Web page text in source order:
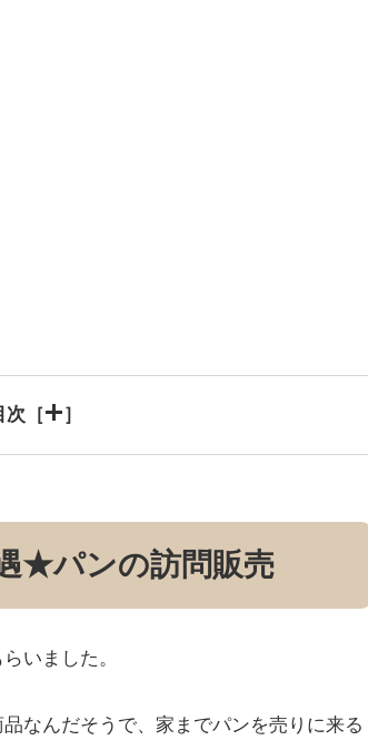
次［ ］
★パンの訪問販売
いました。
なんだそうで、家までパンを売りに来る